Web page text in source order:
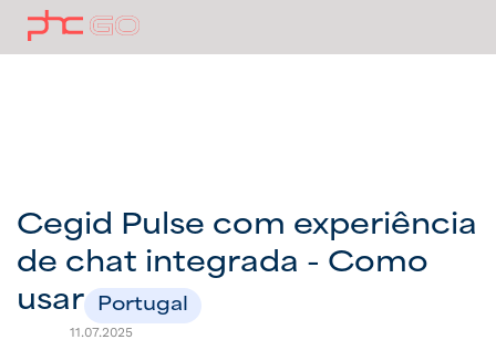
Cegid Pulse com experiência
de chat integrada - Como
usar
Portugal
11.07.2025